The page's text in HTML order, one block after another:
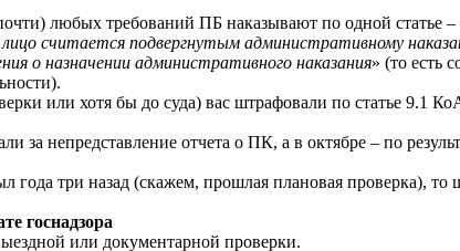
любых требований ПБ наказывают по одной статье –
считается подвергнутым административному
о назначении административного наказания» (то есть
или хотя бы до суда) вас штрафовали по статье 9.1
за непредставление отчета о ПК, а в октябре – по
года три назад (скажем, прошлая плановая проверка),
госнадзора
или документарной проверки.